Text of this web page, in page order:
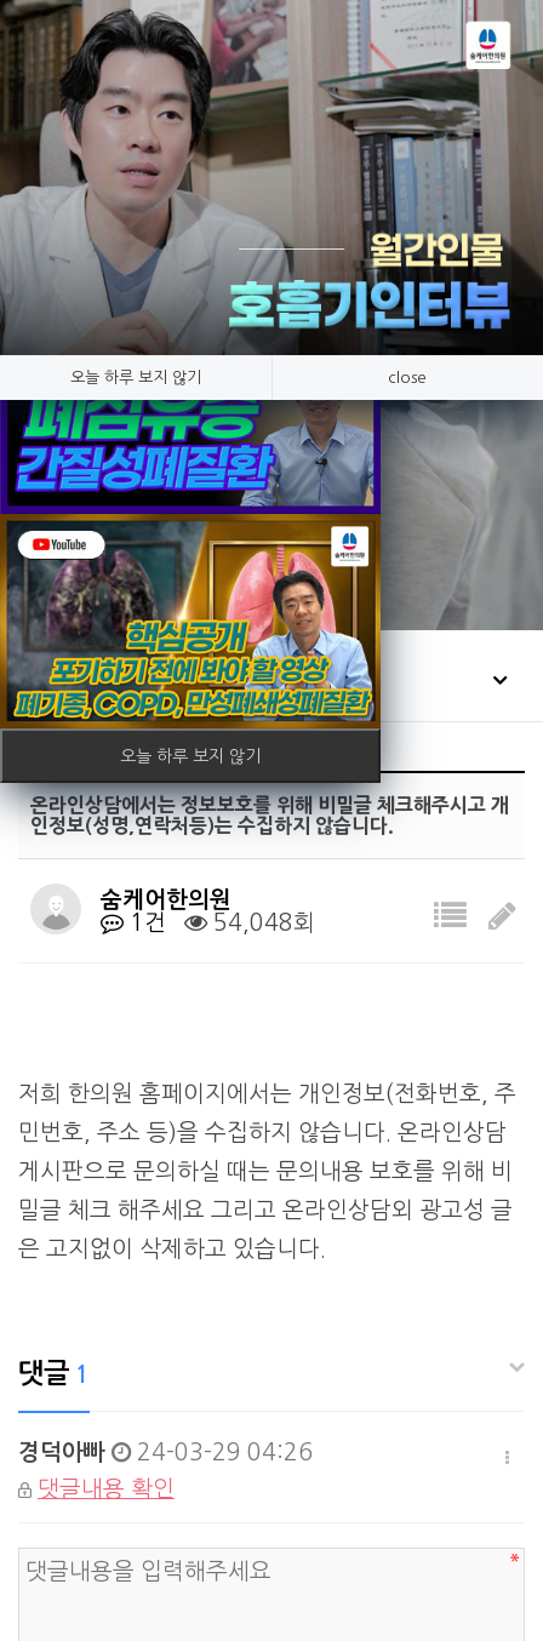
오늘 하루 보지 않기
오늘 하루 보지 않기 close
온라인상담
호흡기 질환만 연구, 숨케어한의원
커뮤니티 유튜브
온라인상담에서는 정보보호를 위해 비밀글 체크해주시고 개
인정보(성명,연락처등)는 수집하지 않습니다.
숨케어한의원
1건
54,048회
저희 한의원 홈페이지에서는 개인정보(전화번호, 주
민번호, 주소 등)을 수집하지 않습니다. 온라인상담
게시판으로 문의하실 때는 문의내용 보호를 위해 비
밀글 체크 해주세요 그리고 온라인상담외 광고성 글
은 고지없이 삭제하고 있습니다.​
댓글 1
경덕아빠
24-03-29 04:26
댓글내용 확인